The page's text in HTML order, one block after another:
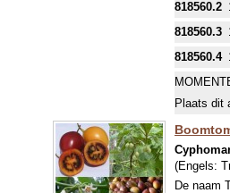
818560.2
818560.3
818560.4
Plaats dit
(Engels:
De naam